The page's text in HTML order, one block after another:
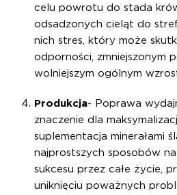
celu powrotu do stada
odsadzonych cieląt do
nich stres, który może
odporności, zmniejszonym
wolniejszym ogólnym
Produkcja- Poprawa
znaczenie dla
suplementacja minerałami
najprostszych sposobów
sukcesu przez całe życie,
uniknięciu poważnych